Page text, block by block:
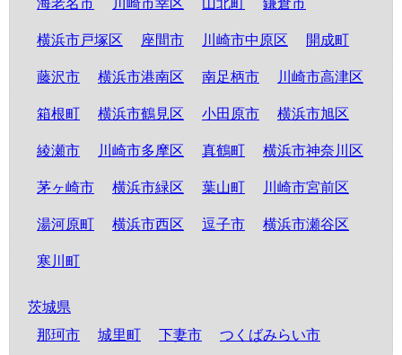
海老名市 川崎市幸区 山北町 鎌倉市
横浜市戸塚区 座間市 川崎市中原区 開成町
藤沢市 横浜市港南区 南足柄市 川崎市高津区
箱根町 横浜市鶴見区 小田原市 横浜市旭区
綾瀬市 川崎市多摩区 真鶴町 横浜市神奈川区
茅ヶ崎市 横浜市緑区 葉山町 川崎市宮前区
湯河原町 横浜市西区 逗子市 横浜市瀬谷区
寒川町
茨城県
那珂市
城里町 下妻市 つくばみらい市